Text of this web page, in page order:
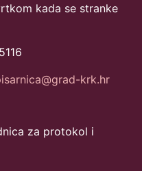
kada se stranke
krk.hr
za protokol i